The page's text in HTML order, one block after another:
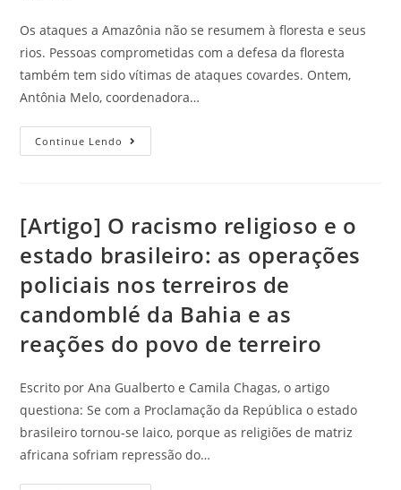
Os ataques a Amazônia não se resumem à floresta e seus
rios. Pessoas comprometidas com a defesa da floresta
também tem sido vítimas de ataques covardes. Ontem,
Antônia Melo, coordenadora…
Continue Lendo
[Artigo] O racismo religioso e o
estado brasileiro: as operações
policiais nos terreiros de
candomblé da Bahia e as
reações do povo de terreiro
Escrito por Ana Gualberto e Camila Chagas, o artigo
questiona: Se com a Proclamação da República o estado
brasileiro tornou-se laico, porque as religiões de matriz
africana sofriam repressão do…